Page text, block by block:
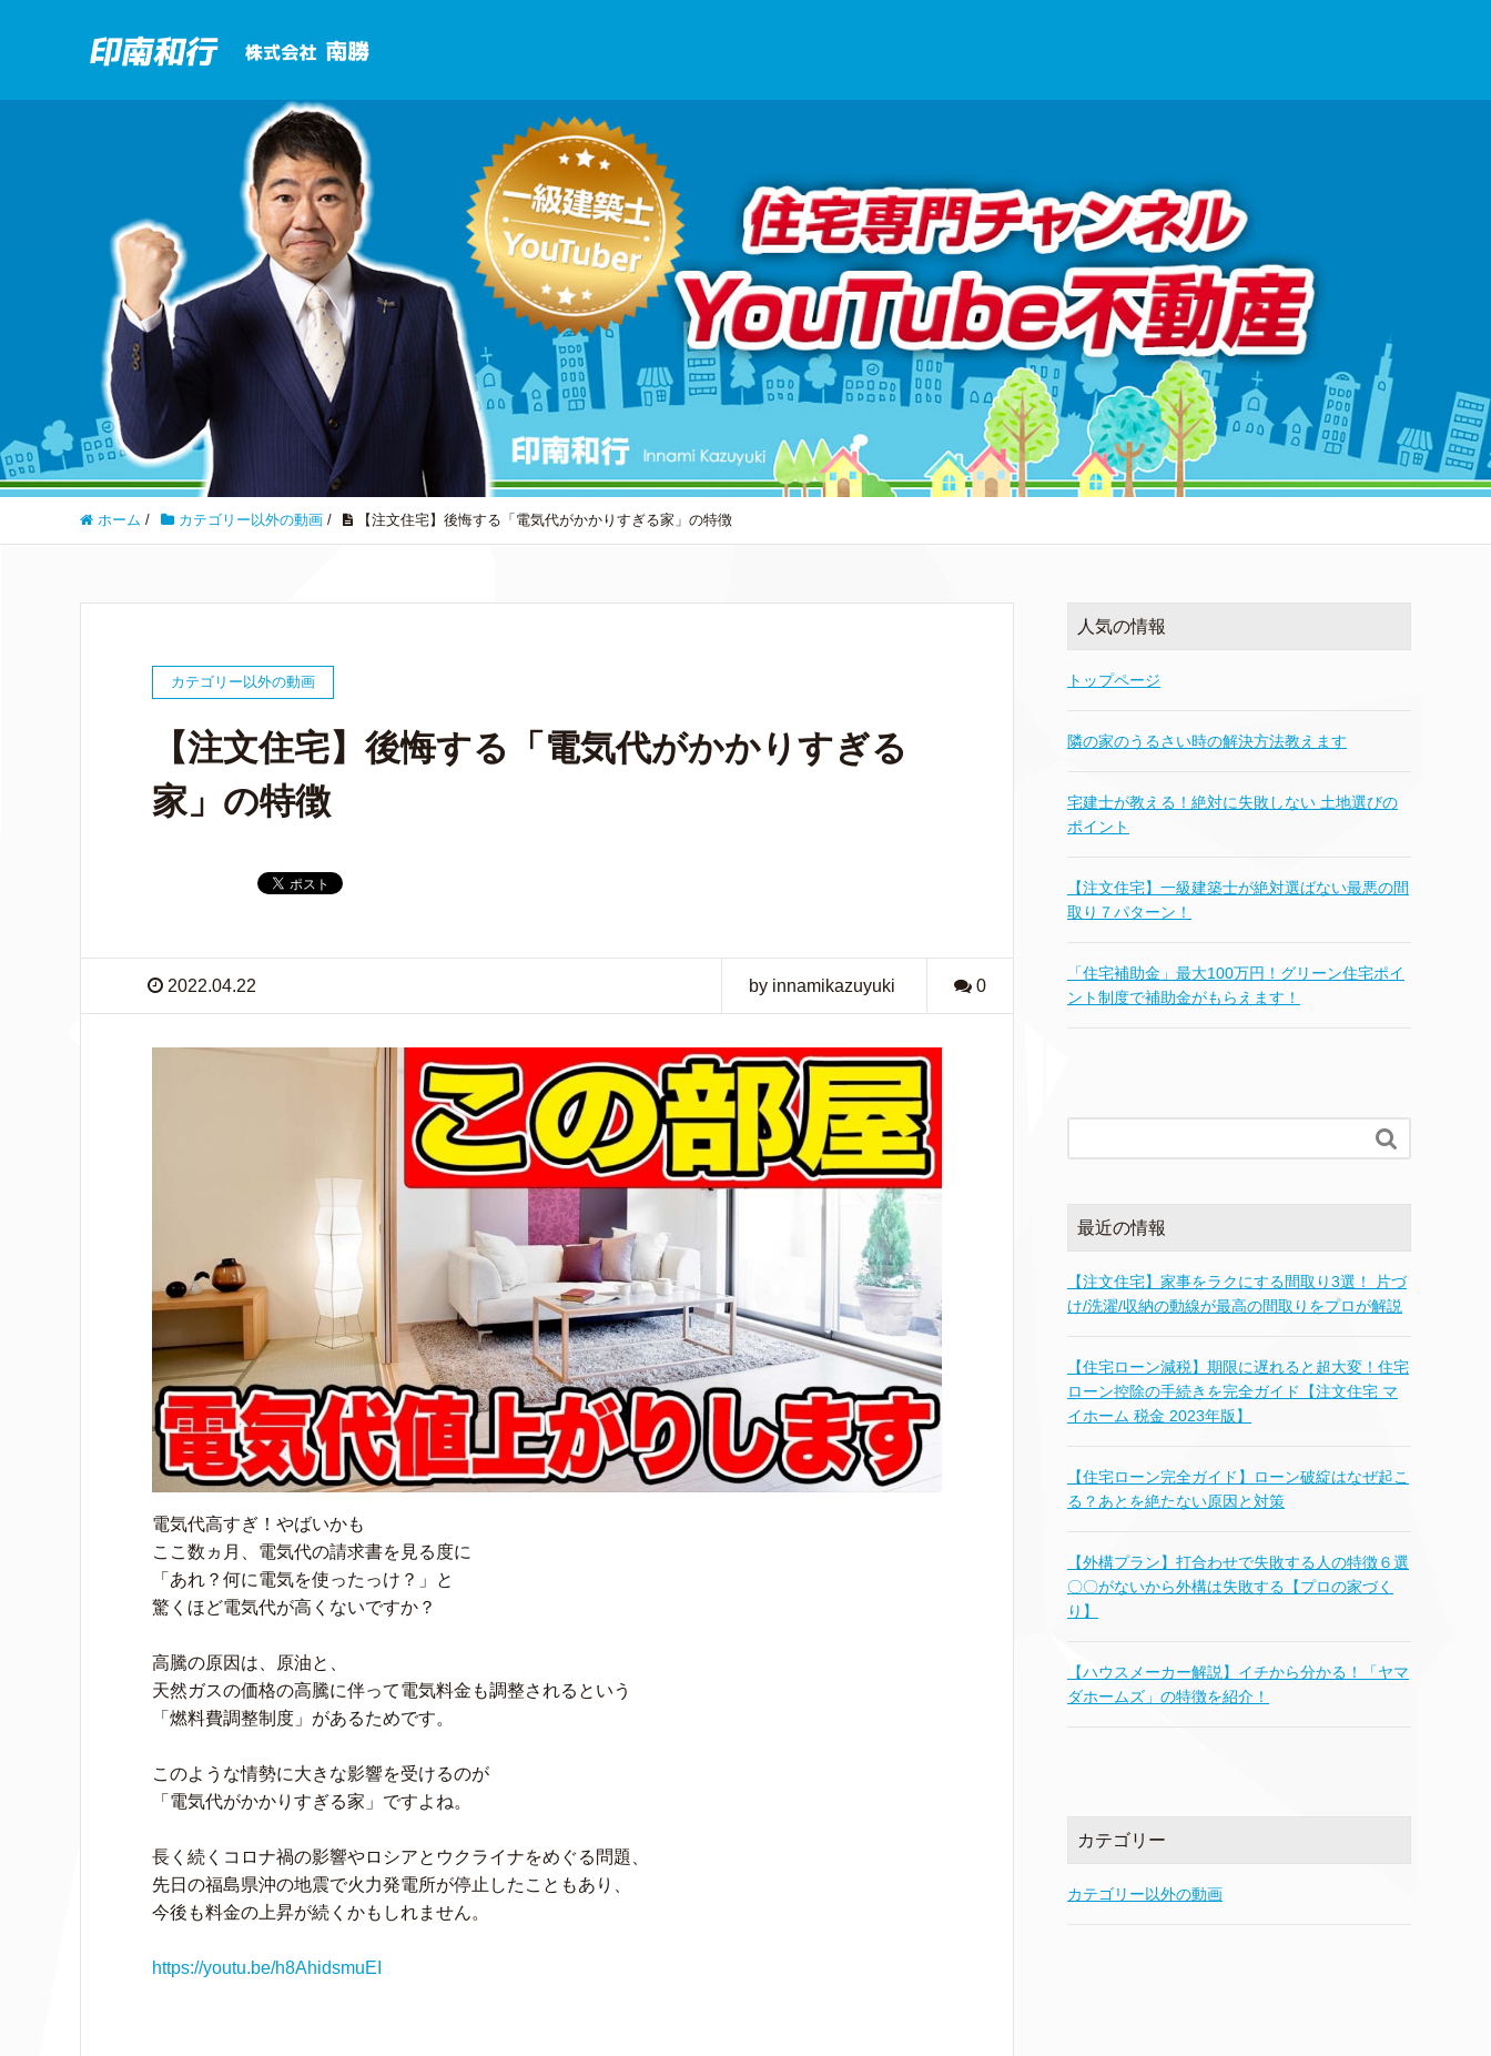
ホーム / カテゴリー以外の動画 / 【注文住宅】後悔する「電気代がかかりすぎる家」の特徴
カテゴリー以外の動画
【注文住宅】後悔する「電気代がかかりすぎる
家」の特徴
2022.04.22 by innamikazuyuki 0
電気代高すぎ！やばいかも
ここ数ヵ月、電気代の請求書を見る度に
「あれ？何に電気を使ったっけ？」と
驚くほど電気代が高くないですか？
高騰の原因は、原油と、
天然ガスの価格の高騰に伴って電気料金も調整されるという
「燃料費調整制度」があるためです。
このような情勢に大きな影響を受けるのが
「電気代がかかりすぎる家」ですよね。
長く続くコロナ禍の影響やロシアとウクライナをめぐる問題、
先日の福島県沖の地震で火力発電所が停止したこともあり、
今後も料金の上昇が続くかもしれません。
https://youtu.be/h8AhidsmuEI
人気の情報
トップページ
隣の家のうるさい時の解決方法教えます
宅建士が教える！絶対に失敗しない 土地選びの
ポイント
【注文住宅】一級建築士が絶対選ばない最悪の間
取り７パターン！
「住宅補助金」最大100万円！グリーン住宅ポイ
ント制度で補助金がもらえます！

最近の情報
【注文住宅】家事をラクにする間取り3選！ 片づ
け/洗濯/収納の動線が最高の間取りをプロが解説
【住宅ローン減税】期限に遅れると超大変！住宅
ローン控除の手続きを完全ガイド【注文住宅 マ
イホーム 税金 2023年版】
【住宅ローン完全ガイド】ローン破綻はなぜ起こ
る？あとを絶たない原因と対策
【外構プラン】打合わせで失敗する人の特徴６選
〇〇がないから外構は失敗する【プロの家づく
り】
【ハウスメーカー解説】イチから分かる！「ヤマ
ダホームズ」の特徴を紹介！
カテゴリー
カテゴリー以外の動画